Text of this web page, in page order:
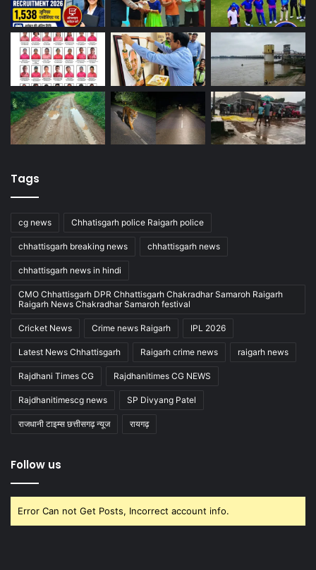
Tags
cg news Chhatisgarh police Raigarh police
chhattisgarh breaking news chhattisgarh news
chhattisgarh news in hindi
CMO Chhattisgarh DPR Chhattisgarh Chakradhar Samaroh Raigarh
Raigarh News Chakradhar Samaroh festival
Cricket News Crime news Raigarh IPL 2026
Latest News Chhattisgarh Raigarh crime news raigarh news
Rajdhani Times CG Rajdhanitimes CG NEWS
Rajdhanitimescg news SP Divyang Patel
राजधानी टाइम्स छत्तीसगढ़ न्यूज रायगढ़
Follow us
Error Can not Get Posts, Incorrect account info.